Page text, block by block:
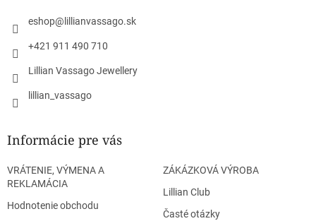
eshop@ lillianvassago.sk
+421 911 490 710
Lillian Vassago Jewellery
lillian_vassago
Informácie pre vás
VRÁTENIE, VÝMENA A
REKLAMÁCIA
Hodnotenie obchodu
ZÁKÁZKOVÁ VÝROBA
Lillian Club
Časté otázky